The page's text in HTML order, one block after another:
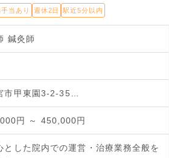
当あり 週休2日 駅近5分以内
鍼灸師
市甲東園3-2-35…
円 ～ 450,000円
とした院内での運営・治療業務全般を